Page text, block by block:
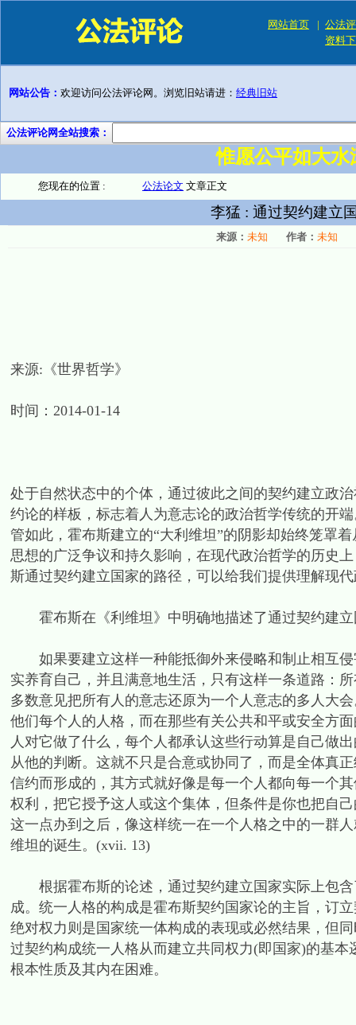
网站首页 | 公法
资料
网站公告： 欢迎访问公法评论网。浏览旧站请进： 经典旧站
公法评论网全站搜索：
惟愿公平如大
您现在的位置 : 公法论文 文章正文
李猛 : 通过契约建立
来源： 未知 作者： 未知
来源:《世界哲学》
时间：2014-01-14
处于自然状态中的个体，通过彼此之间的契约建立政
约论的样板，标志着人为意志论的政治哲学传统的开
管如此，霍布斯建立的“大利维坦”的阴影却始终笼罩
思想的广泛争议和持久影响，在现代政治哲学的历史
斯通过契约建立国家的路径，可以给我们提供理解现
霍布斯在《利维坦》中明确地描述了通过契约建立
如果要建立这样一种能抵御外来侵略和制止相互侵
实养育自己，并且满意地生活，只有这样一条道路：
多数意见把所有人的意志还原为一个人意志的多人大
他们每个人的人格，而在那些有关公共和平或安全方
人对它做了什么，每个人都承认这些行动算是自己做
从他的判断。这就不只是合意或协同了，而是全体真
信约而形成的，其方式就好像是每一个人都向每一个
权利，把它授予这人或这个集体，但条件是你也把自
这一点办到之后，像这样统一在一个人格之中的一群
维坦的诞生。(xvii. 13)
根据霍布斯的论述，通过契约建立国家实际上包含
成。统一人格的构成是霍布斯契约国家论的主旨，订
绝对权力则是国家统一体构成的表现或必然结果，但
过契约构成统一人格从而建立共同权力(即国家)的基
根本性质及其内在困难。